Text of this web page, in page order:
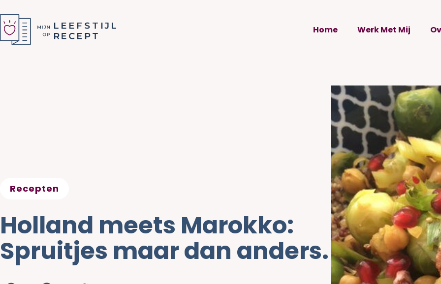
Home Werk Met Mij
Recepten
Holland meets Marokko:
Spruitjes maar dan anders.